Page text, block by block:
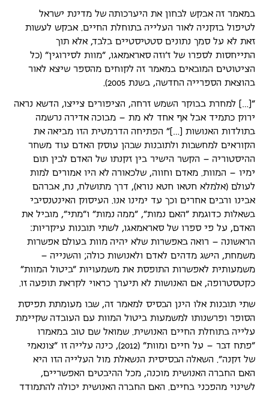
במאמר זה אבקש לבחון את היערכותה של מדינת ישראל
לטיפול בזקניה לאור העלייה בתוחלת החיים. אבקש לעשות
זאת לא על סמך נתונים סטטיסטיים בלבד, אלא תוך
התייחסות לספרו של ז'וזה סאראמאגו, "מוות לסירוגין" (כל
הציטוטים המובאים במאמר זה לקוחים מהספר שיצא לאור
בהוצאת הספרייה החדשה, בשנת 2005).
"[…] למחרת בבוקר השמש זרחה, הציפורים צייצו, הדשא נראה
ירוק כתמיד אבל אף אחד לא מת – מבוכה אדירה נרשמה
בתולדות האנושות […]" הפתיחה הדרמטית הזו מביאה את
הקוראים למחשבות ולתובנות שבהן עוסק האדם עוד משחר
ההיסטוריה – הקשר הישיר בין זקנתו של האדם לבין תום
ימיו – המוות. מאדם וחווה, שלכאורה לא היו אמורים למות
לעולם (אלמלא חטאו חטא נורא), דרך מתושלח, נח, אברהם
אבינו ורבים אחרים וכך עד ימינו אנו. העיסוק האינטנסיבי
בשאלות כדוגמת "האם נמות", "ממה נמות" ו"מתי", מוביל את
האדם, על פי ספרו של סאראמאגו, לשתי תובנות עיקריות:
הראשונה – רואה באפשרות שלא יהיה מוות בעולם אפשרות
משמחת, הישג מדהים לאדם ולאנושות כולה; והשנייה –
משמעותית לאפשרות התופסת את משמעויות "ביטול המוות"
כקטסטרופה, אם האנושות לא תיערך כראוי לקראת תופעה זו.
שתי תובנות אלו הינן הבסיס למאמר זה, שבו מעומתת תפיסת
הסופר ופרשנותו למשמעות ביטול המוות עם העובדה שקיימת
עלייה בתוחלת החיים האנושית. שמואל שם טוב במאמרו
"פתח דבר – על חיים ומוות" (2012), כינה עלייה זו "צונאמי
של זקנה". השאלה הבסיסית הנשאלת מול העלייה הזו היא
האם החברה האנושית מוכנה, מכל ההיבטים האפשריים,
לשינוי מהפכני בחיים. האם החברה האנושית יכולה להתמודד